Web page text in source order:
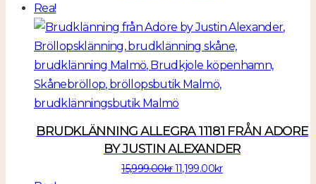
priset
19,999.00kr.
priset
13,999.00kr.
Rea!
BRUDKLÄNNING ALLEGRA 11181 FRÅN ADORE
BY JUSTIN ALEXANDER
15,999.00kr Det
11,199.00krDet